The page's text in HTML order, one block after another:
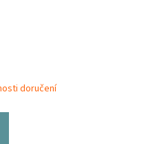
doručení